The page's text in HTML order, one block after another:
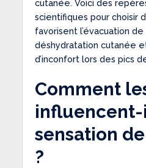
cutanée. Voici des
scientifiques pour choisir
favorisent l’évacuation
déshydratation cutanée
d’inconfort lors des pics
Comment
sensation
?